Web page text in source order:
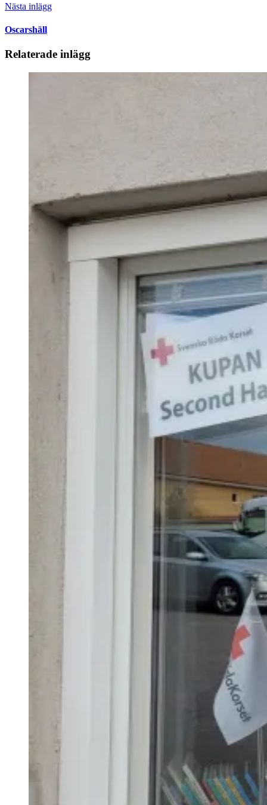
Nästa inlägg
Oscarshäll
Relaterade inlägg